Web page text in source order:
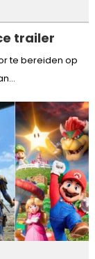
trailer
te bereiden op